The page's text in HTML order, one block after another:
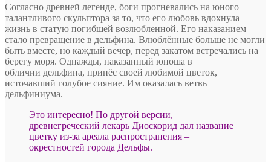
Согласно древней легенде, боги прогневались на юного
талантливого скульптора за то, что его любовь вдохнула
жизнь в статую погибшей возлюбленной. Его наказанием
стало превращение в дельфина. Влюблённые больше не могли
быть вместе, но каждый вечер, перед закатом встречались на
берегу моря. Однажды, наказанный юноша в
обличии дельфина, принёс своей любимой цветок,
источавший голубое сияние. Им оказалась ветвь
дельфиниума.
Это интересно! По другой версии,
древнегреческий лекарь Диоскорид дал название
цветку из-за ареала распространения –
окрестностей города Дельфы.